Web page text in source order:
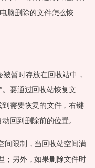
脑删除的文件怎么恢
暂时存放在回收站中，
要通过回收站恢复文
到需要恢复的文件，右键
回到删除前的位置。
间限制，当回收站空间满
；另外，如果删除文件时